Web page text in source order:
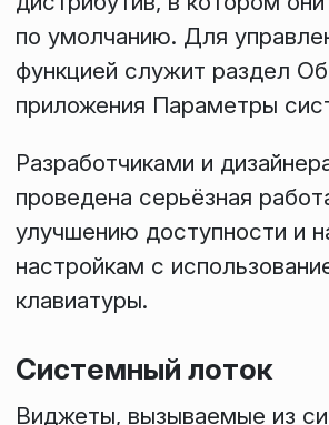
по умолчанию. Для
функцией служит раздел
приложения Параметры
Разработчиками и
проведена серьёзная
улучшению доступности и
настройкам с
клавиатуры.
Системный лоток
Виджеты, вызываемые из